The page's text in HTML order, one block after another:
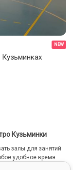
NEW
Кузьминки
залы для занятий
удобное время.